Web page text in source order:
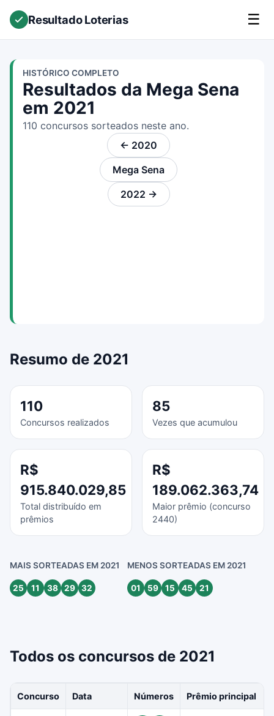
Resultado Loterias ☰
HISTÓRICO COMPLETO
Resultados da Mega Sena
em 2021
110 concursos sorteados neste ano.
← 2020
Mega Sena
2022 →
Resumo de 2021
110
Concursos realizados
85
Vezes que acumulou
R$
915.840.029,85
Total distribuído em
prêmios
R$
189.062.363,74
Maior prêmio (concurso
2440)
MAIS SORTEADAS EM 2021
25 11 38 29 32
MENOS SORTEADAS EM 2021
01 59 15 45 21
Todos os concursos de 2021
Concurso Data Números Prêmio principal